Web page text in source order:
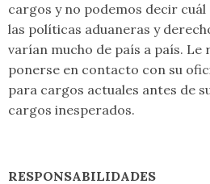
cargos y no podemos decir
las políticas aduaneras y
varían mucho de país a país. Le
ponerse en contacto con su
para cargos actuales antes de
cargos inesperados.
RESPONSABILIDADES